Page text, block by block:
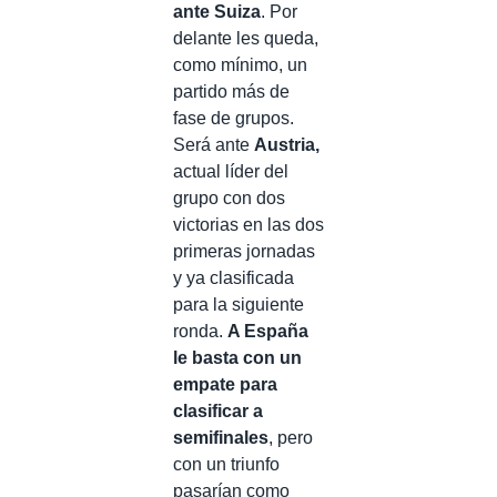
ante Suiza. Por
delante les queda,
como mínimo, un
partido más de
fase de grupos.
Será ante Austria,
actual líder del
grupo con dos
victorias en las dos
primeras jornadas
y ya clasificada
para la siguiente
ronda. A España
le basta con un
empate para
clasificar a
semifinales, pero
con un triunfo
pasarían como